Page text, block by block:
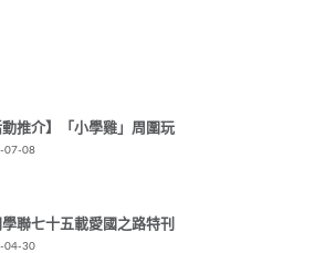
動推介】「小學雞」周圍玩
07-08
聯七十五載愛國之路特刊
04-30